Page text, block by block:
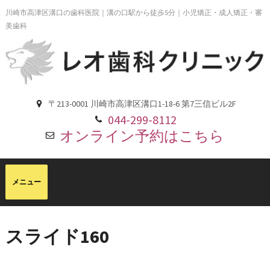
川崎市高津区溝口の歯科医院｜溝の口駅から徒歩5分｜小児矯正・成人矯正・審
美歯科
〒213-0001 川崎市高津区溝口1-18-6 第7三信ビル2F
044-299-8112
オンライン予約はこちら
スライド160